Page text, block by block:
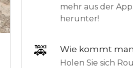
mehr aus der
herunter!
🚕 Wie kommt
Holen Sie sich